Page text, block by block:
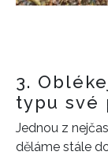
3.
typu své
Jednou z
děláme stále